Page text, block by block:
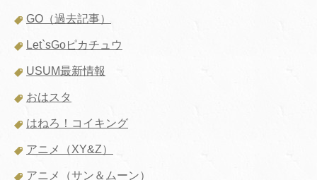
GO（過去記事）
Let`sGoピカチュウ
USUM最新情報
おはスタ
はねろ！コイキング
アニメ（XY&Z）
アニメ（サン＆ムーン）